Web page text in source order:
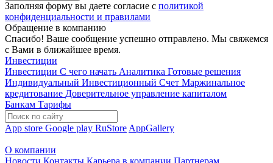
Заполняя форму вы даете согласие с политикой
конфиденциальности и правилами
Обращение в компанию
Спасибо! Ваше сообщение успешно отправлено. Мы свяжемся
с Вами в ближайшее время.
Инвестиции
Инвестиции С чего начать Аналитика Готовые решения
Индивидуальный Инвестиционный Счет Маржинальное
кредитование Доверительное управление капиталом
Банкам Тарифы
App store Google play RuStore AppGallery
О компании
Новости Контакты Карьера в компании Партнерам